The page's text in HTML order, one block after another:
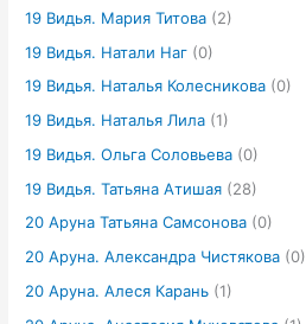
19 Видья. Мария Титова (2)
19 Видья. Натали Наг (0)
19 Видья. Наталья Колесникова (0)
19 Видья. Наталья Лила (1)
19 Видья. Ольга Соловьева (0)
19 Видья. Татьяна Атишая (28)
20 Аруна Татьяна Самсонова (0)
20 Аруна. Александра Чистякова (0)
20 Аруна. Алеся Карань (1)